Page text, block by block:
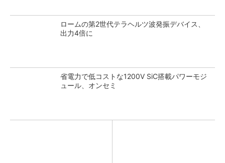
ロームの第2世代テラヘルツ波発振デバイス、
出力4倍に
省電力で低コストな1200V SiC搭載パワーモジ
ュール、オンセミ